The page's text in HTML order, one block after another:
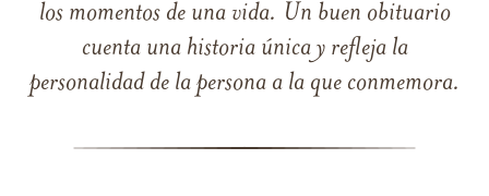
los momentos de una vida. Un buen obituario
cuenta una historia única y refleja la
personalidad de la persona a la que conmemora.